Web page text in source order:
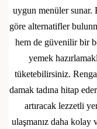
uygun menüler sunar.
göre alternatifler
hem de güvenilir bir
yemek
tüketebilirsiniz.
damak tadına hitap
artıracak lezzetli
ulaşmanız daha